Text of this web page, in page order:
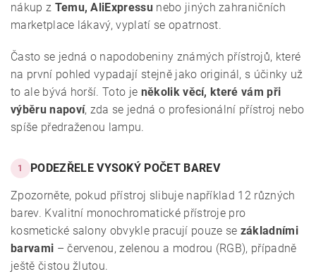
nákup z Temu, AliExpressu nebo jiných zahraničních
marketplace lákavý, vyplatí se opatrnost.
Často se jedná o napodobeniny známých přístrojů, které
na první pohled vypadají stejně jako originál, s účinky už
to ale bývá horší. Toto je několik věcí, které vám při
výběru napoví, zda se jedná o profesionální přístroj nebo
spíše předraženou lampu.
1 PODEZŘELE VYSOKÝ POČET BAREV
Zpozorněte, pokud přístroj slibuje například 12 různých
barev. Kvalitní monochromatické přístroje pro
kosmetické salony obvykle pracují pouze se základními
barvami – červenou, zelenou a modrou (RGB), případně
ještě čistou žlutou.